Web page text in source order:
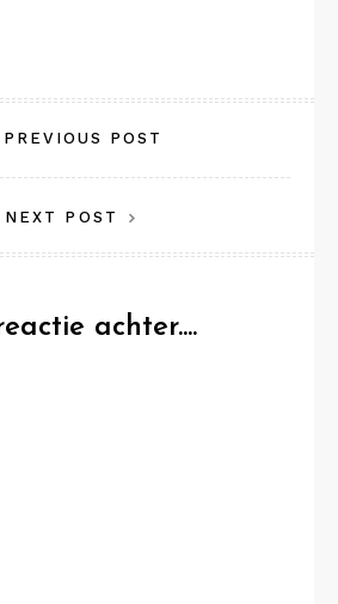
PREVIOUS POST
NEXT POST
achter....